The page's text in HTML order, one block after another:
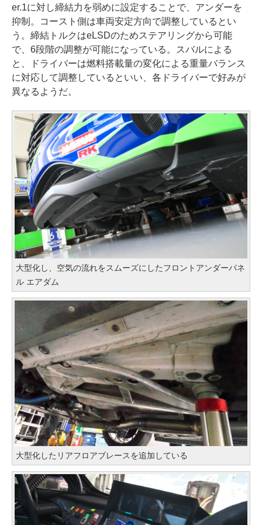
er.1に対し締結力を弱めに設定することで、アンダーを
抑制。コースト側は車両安定方向で調整しているとい
う。締結トルクはeLSDのためステアリングから可能
で、6段階の調整が可能になっている。スバルによる
と、ドライバーは燃料搭載量の変化による重量バランス
に対応して調整しているといい、各ドライバーで好みが
異なるようだ。
大型化し、空気の流れをスムーズにしたフロントアンダーパネ
ル エアダム
大型化したリアフロアブレースを追加している